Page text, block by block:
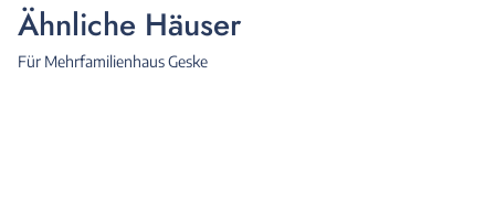
Ähnliche Häuser
Für Mehrfamilienhaus Geske